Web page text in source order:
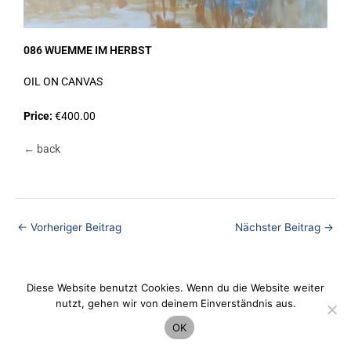
086 WUEMME IM HERBST
OIL ON CANVAS
Price: €400.00
← back
← Vorheriger Beitrag Nächster Beitrag →
Datenschutz
Diese Website benutzt Cookies. Wenn du die Website weiter
nutzt, gehen wir von deinem Einverständnis aus.
OK